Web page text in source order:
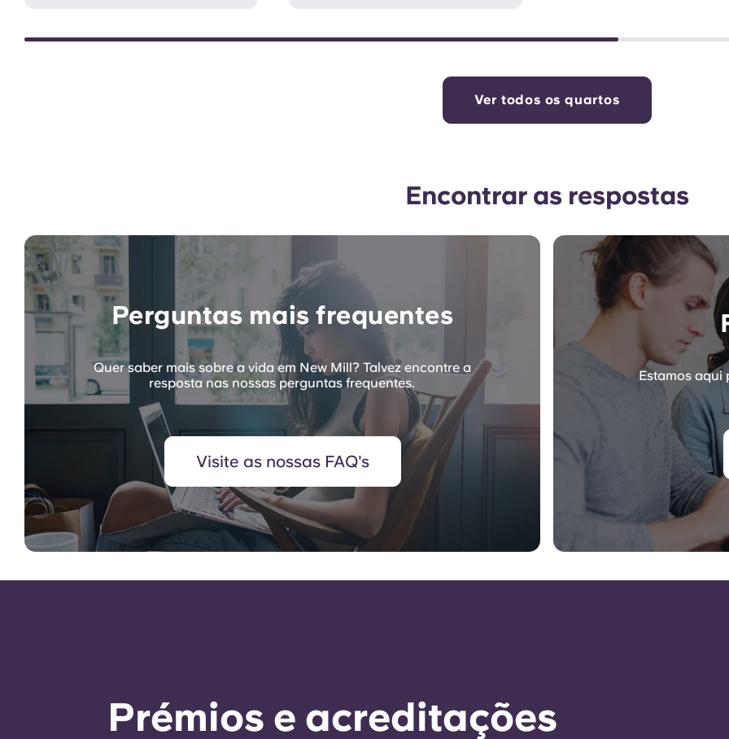
Ver todos os quartos
Encontrar as respostas
Perguntas mais frequentes
Quer saber mais sobre a vida em New Mill? Talvez encontre a
resposta nas nossas perguntas frequentes.
Visite as nossas FAQ's
Estamos aqui
Prémios e acreditações